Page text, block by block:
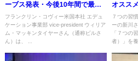
ーブス発表・今後10年間で最も
必要とされるスキルトップ10と
対策
フランクリン・コヴィー米国本社 エデュ
ケーション事業部 vice-president ウィリア
ム・マッキンタイヤーさん（通称ビルさ
ん）は、 ...
オススメ
７つの習
ーの新川
「７つの
者）」を